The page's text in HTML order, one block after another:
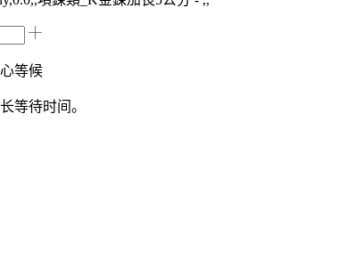
等候
等待时间。